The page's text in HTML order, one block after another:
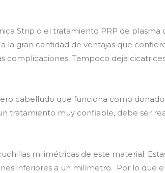
Strip o el tratamiento PRP de plasma
la gran cantidad de ventajas que
Tampoco deja
cabelludo que funciona como
tratamiento muy confiable, debe ser
milimétricas de este material.
inferiores a un milímetro. Por lo que